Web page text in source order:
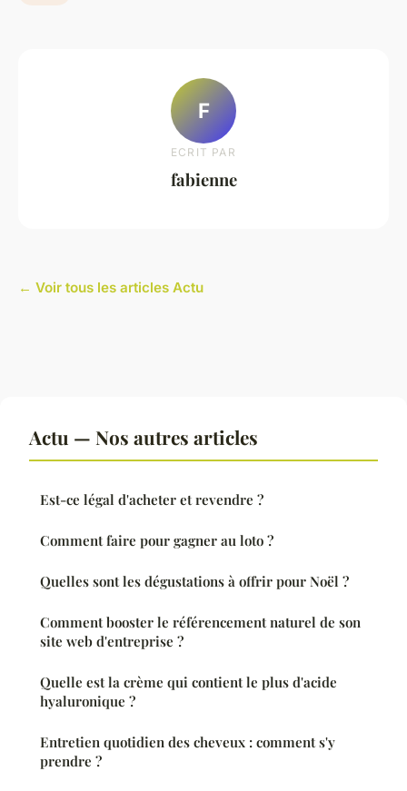
F
ECRIT PAR
fabienne
← Voir tous les articles Actu
Actu — Nos autres articles
Est-ce légal d'acheter et revendre ?
Comment faire pour gagner au loto ?
Quelles sont les dégustations à offrir pour Noël ?
Comment booster le référencement naturel de son
site web d'entreprise ?
Quelle est la crème qui contient le plus d'acide
hyaluronique ?
Entretien quotidien des cheveux : comment s'y
prendre ?